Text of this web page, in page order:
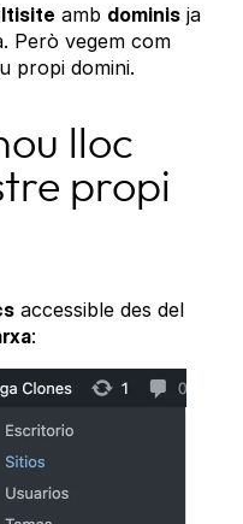
amb dominis ja
Però vegem com
propi domini.
lloc
propi
accessible des del
: